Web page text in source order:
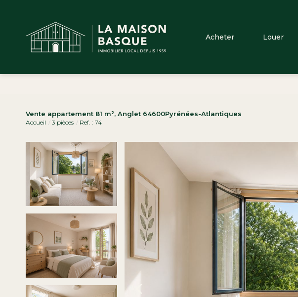
Acheter Louer
Vente appartement 81 m², Anglet 64600Pyrénées-Atlantiques
Accueil 3 pièces Ref. : 74